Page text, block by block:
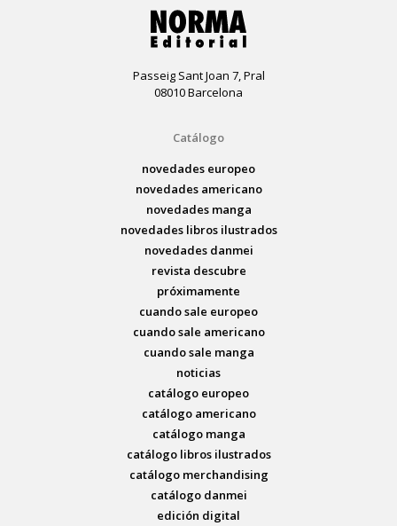
Passeig Sant Joan 7, Pral
08010 Barcelona
Catálogo
novedades europeo
novedades americano
novedades manga
novedades libros ilustrados
novedades danmei
revista descubre
próximamente
cuando sale europeo
cuando sale americano
cuando sale manga
noticias
catálogo europeo
catálogo americano
catálogo manga
catálogo libros ilustrados
catálogo merchandising
catálogo danmei
edición digital